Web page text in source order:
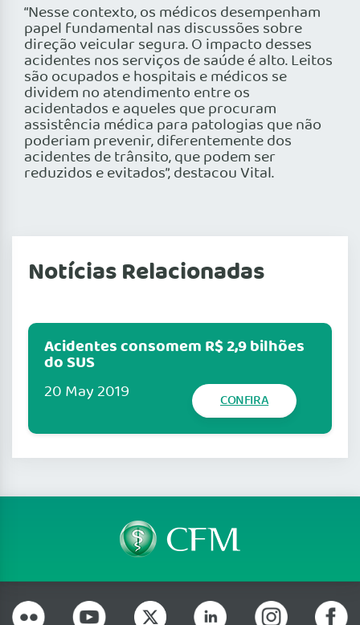
“Nesse contexto, os médicos desempenham
papel fundamental nas discussões sobre
direção veicular segura. O impacto desses
acidentes nos serviços de saúde é alto. Leitos
são ocupados e hospitais e médicos se
dividem no atendimento entre os
acidentados e aqueles que procuram
assistência médica para patologias que não
poderiam prevenir, diferentemente dos
acidentes de trânsito, que podem ser
reduzidos e evitados”, destacou Vital.
Notícias Relacionadas
Acidentes consomem R$ 2,9 bilhões
do SUS
20 May 2019 CONFIRA